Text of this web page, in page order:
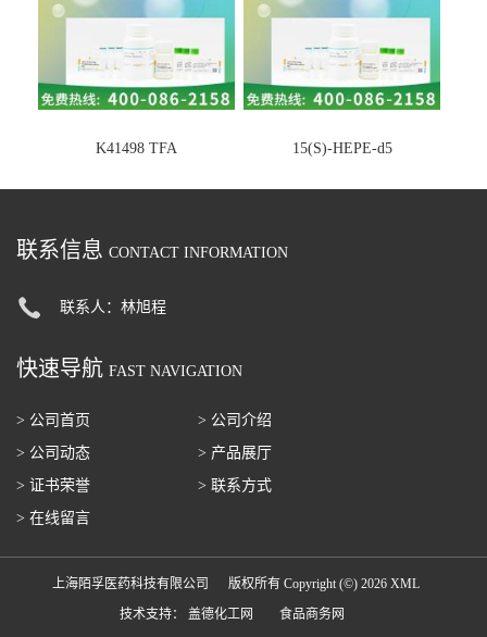
K41498 TFA 15(S)-HEPE-d5
联系信息 CONTACT INFORMATION
联系人：林旭程
快速导航 FAST NAVIGATION
> 公司首页
> 公司介绍
> 公司动态
> 产品展厅
> 证书荣誉
> 联系方式
> 在线留言
上海陌孚医药科技有限公司 版权所有 Copyright (©) 2026 XML
技术支持： 盖德化工网 食品商务网